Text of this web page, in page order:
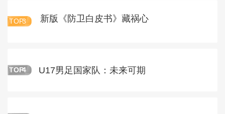
TOP3 新版《防卫白皮书》藏祸心
TOP4 U17男足国家队：未来可期